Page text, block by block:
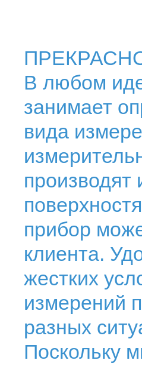
В любом
занимает
вида
прибор
клиента.
жестких
измерений
разных
Поскольку